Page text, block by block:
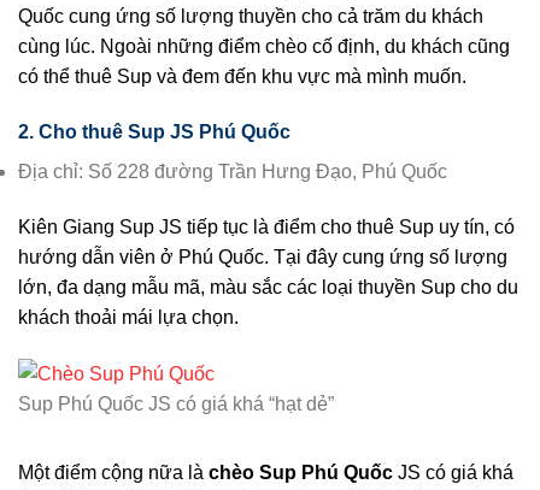
Quốc cung ứng số lượng thuyền cho cả trăm du khách
cùng lúc. Ngoài những điểm chèo cố định, du khách cũng
có thể thuê Sup và đem đến khu vực mà mình muốn.
2. Cho thuê Sup JS Phú Quốc
Địa chỉ: Số 228 đường Trần Hưng Đạo, Phú Quốc
Kiên Giang Sup JS tiếp tục là điểm cho thuê Sup uy tín, có
hướng dẫn viên ở Phú Quốc. Tại đây cung ứng số lượng
lớn, đa dạng mẫu mã, màu sắc các loại thuyền Sup cho du
khách thoải mái lựa chọn.
Sup Phú Quốc JS có giá khá “hạt dẻ”
Một điểm cộng nữa là chèo Sup Phú Quốc JS có giá khá